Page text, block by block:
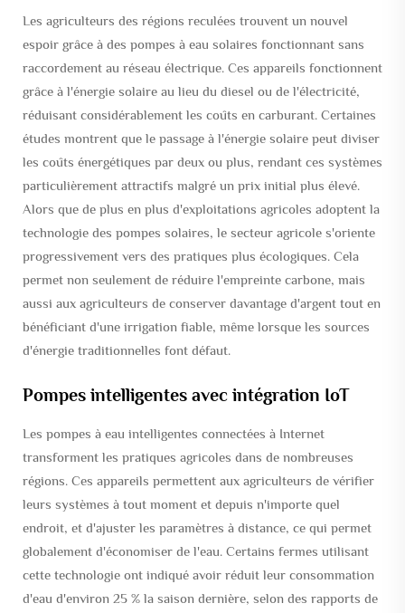
Les agriculteurs des régions reculées trouvent un nouvel
espoir grâce à des pompes à eau solaires fonctionnant sans
raccordement au réseau électrique. Ces appareils fonctionnent
grâce à l'énergie solaire au lieu du diesel ou de l'électricité,
réduisant considérablement les coûts en carburant. Certaines
études montrent que le passage à l'énergie solaire peut diviser
les coûts énergétiques par deux ou plus, rendant ces systèmes
particulièrement attractifs malgré un prix initial plus élevé.
Alors que de plus en plus d'exploitations agricoles adoptent la
technologie des pompes solaires, le secteur agricole s'oriente
progressivement vers des pratiques plus écologiques. Cela
permet non seulement de réduire l'empreinte carbone, mais
aussi aux agriculteurs de conserver davantage d'argent tout en
bénéficiant d'une irrigation fiable, même lorsque les sources
d'énergie traditionnelles font défaut.
Pompes intelligentes avec intégration IoT
Les pompes à eau intelligentes connectées à Internet
transforment les pratiques agricoles dans de nombreuses
régions. Ces appareils permettent aux agriculteurs de vérifier
leurs systèmes à tout moment et depuis n'importe quel
endroit, et d'ajuster les paramètres à distance, ce qui permet
globalement d'économiser de l'eau. Certains fermes utilisant
cette technologie ont indiqué avoir réduit leur consommation
d'eau d'environ 25 % la saison dernière, selon des rapports de